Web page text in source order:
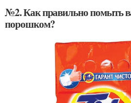
№2. Как правильно помыть
порошком?